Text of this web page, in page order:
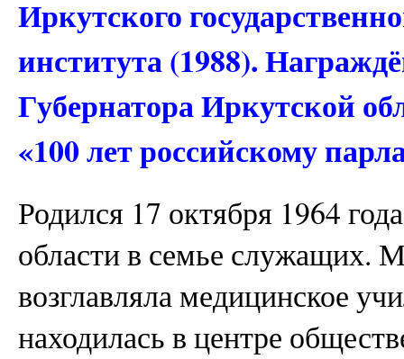
Иркутского
института (1988).
Губернатора Иркутской
«100 лет российскому
Родился 17 октября 1964
области в семье служащих.
возглавляла медицинское
находилась в центре